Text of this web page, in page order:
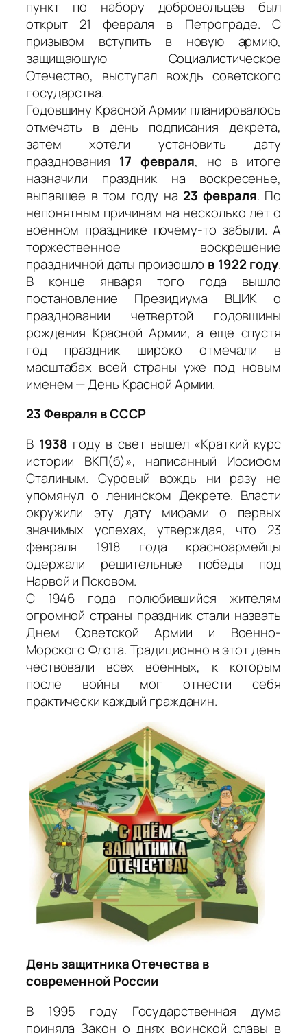
пункт по набору добровольцев был
открыт 21 февраля в Петрограде. С
призывом вступить в новую армию,
защищающую Социалистическое
Отечество, выступал вождь советского
государства.
Годовщину Красной Армии планировалось
отмечать в день подписания декрета,
затем хотели установить дату
празднования 17 февраля, но в итоге
назначили праздник на воскресенье,
выпавшее в том году на 23 февраля. По
непонятным причинам на несколько лет о
военном празднике почему-то забыли. А
торжественное воскрешение
праздничной даты произошло в 1922 году.
В конце января того года вышло
постановление Президиума ВЦИК о
праздновании четвертой годовщины
рождения Красной Армии, а еще спустя
год праздник широко отмечали в
масштабах всей страны уже под новым
именем — День Красной Армии.
23 Февраля в СССР
В 1938 году в свет вышел «Краткий курс
истории ВКП(б)», написанный Иосифом
Сталиным. Суровый вождь ни разу не
упомянул о ленинском Декрете. Власти
окружили эту дату мифами о первых
значимых успехах, утверждая, что 23
февраля 1918 года красноармейцы
одержали решительные победы под
Нарвой и Псковом.
С 1946 года полюбившийся жителям
огромной страны праздник стали назвать
Днем Советской Армии и Военно-
Морского Флота. Традиционно в этот день
чествовали всех военных, к которым
после войны мог отнести себя
практически каждый гражданин.
День защитника Отечества в
современной России
В 1995 году Государственная дума
приняла Закон о днях воинской славы в